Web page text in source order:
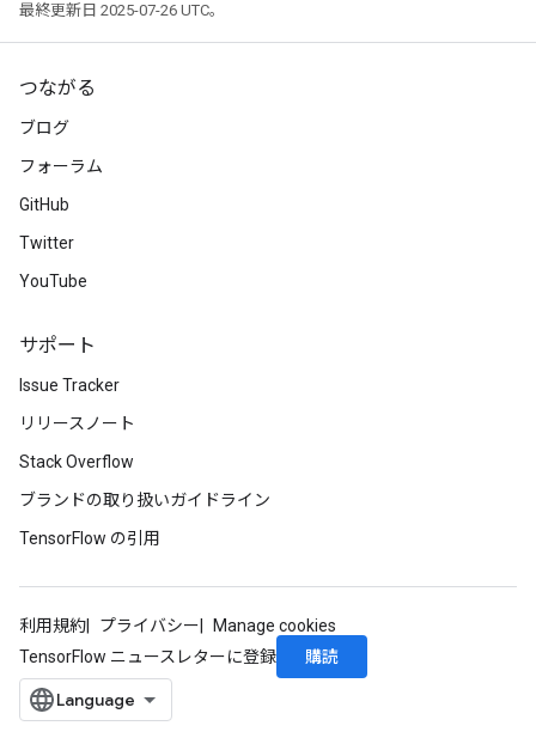
最終更新日 2025-07-26 UTC。
つながる
ブログ
フォーラム
GitHub
Twitter
YouTube
サポート
Issue Tracker
リリースノート
Stack Overflow
ブランドの取り扱いガイドライン
TensorFlow の引用
利用規約 プライバシー
Manage cookies
TensorFlow ニュースレターに登録
購読